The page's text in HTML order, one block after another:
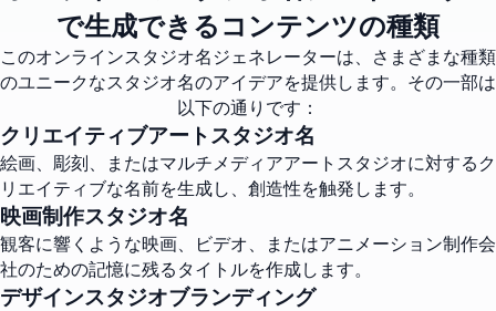
で生成できるコンテンツの種類
このオンラインスタジオ名ジェネレーターは、さまざまな種類
のユニークなスタジオ名のアイデアを提供します。その一部は
以下の通りです：
クリエイティブアートスタジオ名
絵画、彫刻、またはマルチメディアアートスタジオに対するク
リエイティブな名前を生成し、創造性を触発します。
映画制作スタジオ名
観客に響くような映画、ビデオ、またはアニメーション制作会
社のための記憶に残るタイトルを作成します。
デザインスタジオブランディング